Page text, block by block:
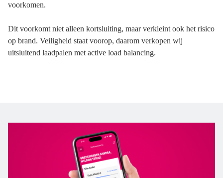
voorkomen.
Dit voorkomt niet alleen kortsluiting, maar verkleint ook het risico
op brand. Veiligheid staat voorop, daarom verkopen wij
uitsluitend laadpalen met active load balancing.